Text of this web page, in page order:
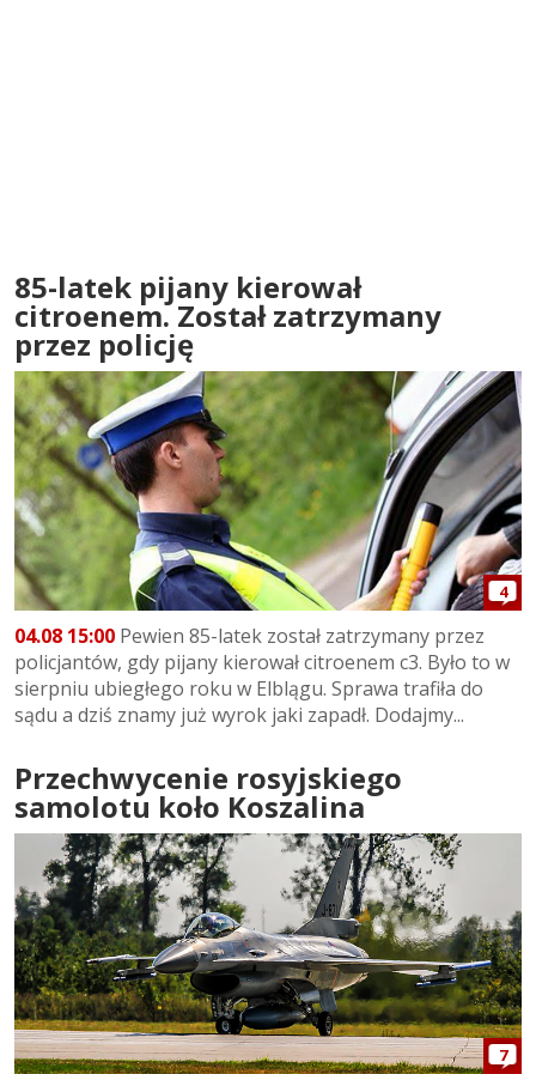
85-latek pijany kierował
citroenem. Został zatrzymany
przez policję
4
04.08 15:00 Pewien 85-latek został zatrzymany przez
policjantów, gdy pijany kierował citroenem c3. Było to w
sierpniu ubiegłego roku w Elblągu. Sprawa trafiła do
sądu a dziś znamy już wyrok jaki zapadł. Dodajmy...
Przechwycenie rosyjskiego
samolotu koło Koszalina
7